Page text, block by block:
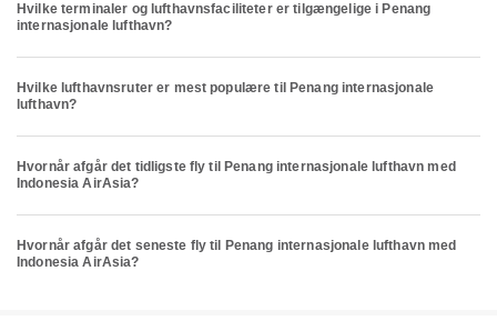
Hvilke terminaler og lufthavnsfaciliteter er tilgængelige i Penang
internasjonale lufthavn?
Hvilke lufthavnsruter er mest populære til Penang internasjonale
lufthavn?
Hvornår afgår det tidligste fly til Penang internasjonale lufthavn med
Indonesia AirAsia?
Hvornår afgår det seneste fly til Penang internasjonale lufthavn med
Indonesia AirAsia?